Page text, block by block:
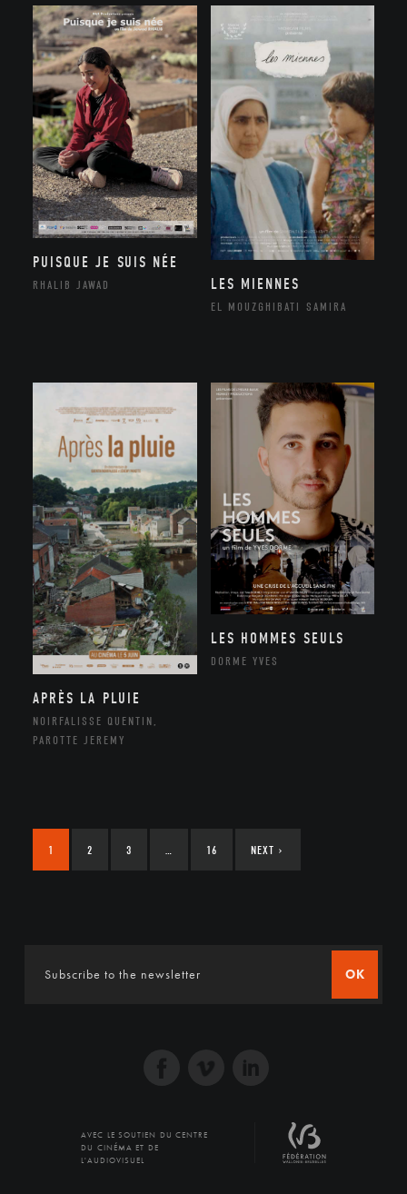
PUISQUE JE SUIS NÉE
RHALIB JAWAD LES MIENNES
EL MOUZGHIBATI SAMIRA
APRÈS LA PLUIE
NOIRFALISSE QUENTIN,
PAROTTE JEREMY
LES HOMMES SEULS
DORME YVES
1 2 3 16 NEXT ›
OK
AVEC LE SOUTIEN DU CENTRE
DU CINÉMA ET DE
L'AUDIOVISUEL